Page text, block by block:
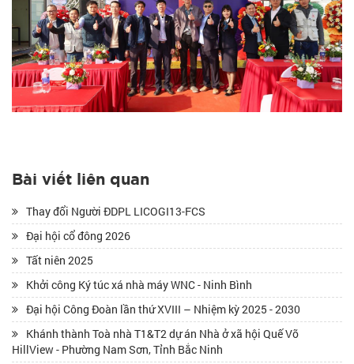
Bài viết liên quan
Thay đổi Người ĐDPL LICOGI13-FCS
Đại hội cổ đông 2026
Tất niên 2025
Khởi công Ký túc xá nhà máy WNC - Ninh Bình
Đại hội Công Đoàn lần thứ XVIII – Nhiệm kỳ 2025 - 2030
Khánh thành Toà nhà T1&T2 dự án Nhà ở xã hội Quế Võ
HillView - Phường Nam Sơn, Tỉnh Bắc Ninh